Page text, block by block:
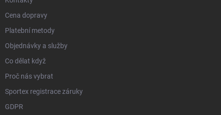
Cena dopravy
Platební metody
Objednávky a služby
Co dělat když
Proč nás vybrat
Sportex registrace záruky
GDPR